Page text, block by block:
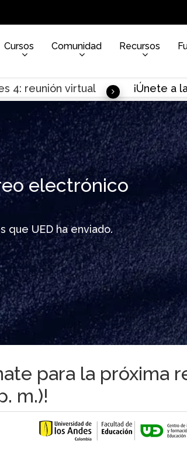
Cursos Comunidad Recursos
4: reunión virtual ¡Únete a
electrónico
que UED ha enviado.
para la próxima
m.)!